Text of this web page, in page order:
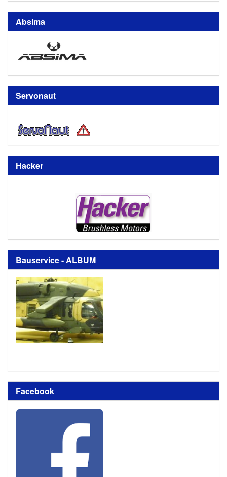
Absima
Servonaut
Hacker
Bauservice - ALBUM
Facebook